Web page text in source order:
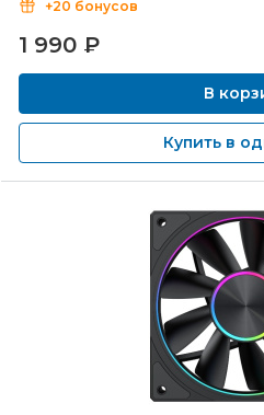
+20 бонусов
1 990 ₽
В
Купить в